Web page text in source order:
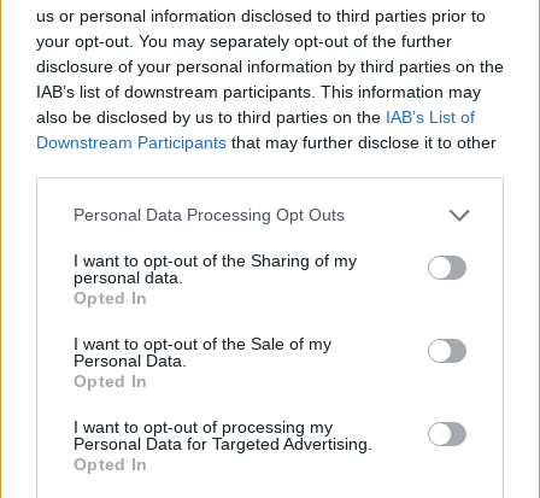
us or personal information disclosed to third parties prior to
your opt-out. You may separately opt-out of the further
disclosure of your personal information by third parties on the
IAB’s list of downstream participants. This information may
also be disclosed by us to third parties on the IAB’s List of
Downstream Participants that may further disclose it to other
Personal Data Processing Opt Outs
I want to opt-out of the Sharing of my
personal data.
Opted In
I want to opt-out of the Sale of my
Personal Data.
Opted In
I want to opt-out of processing my
Personal Data for Targeted Advertising.
Opted In
Δήμος Ευρώτα: Σκουριά και φθορά η
αμείλικτη πραγματικότητα…
04/08/2026 09:07